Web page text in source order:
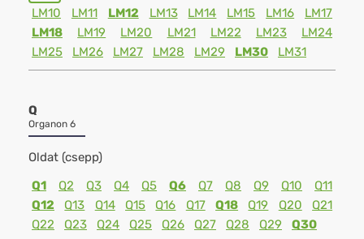
LM10
LM11 LM12 LM13 LM14 LM15 LM16
LM17
LM18
LM19 LM20 LM21 LM22 LM23
LM24
LM25
LM26 LM27 LM28 LM29 LM30 LM31
Q
Organon 6
Oldat (csepp)
Q1
Q2 Q3 Q4 Q5 Q6 Q7 Q8 Q9 Q10
Q11
Q12
Q13 Q14 Q15 Q16 Q17 Q18 Q19 Q20
Q21
Q22
Q23 Q24 Q25 Q26 Q27 Q28 Q29 Q30